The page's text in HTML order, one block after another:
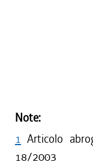
Note:
1 Articolo
18/2003